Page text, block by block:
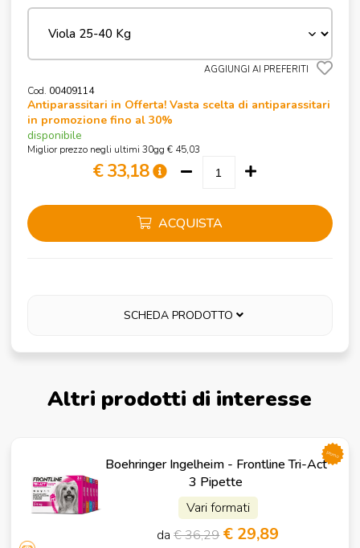
AGGIUNGI AI PREFERITI
Cod. 00409114
Antiparassitari in Offerta! Vasta scelta di antiparassitari
in promozione fino al 30%
disponibile
Miglior prezzo negli ultimi 30gg € 45,03
€ 33,18
ACQUISTA
SCHEDA PRODOTTO
Altri prodotti di interesse
Boehringer Ingelheim - Frontline Tri-Act
3 Pipette
Vari formati
da€ 36,29 € 29,89
promo